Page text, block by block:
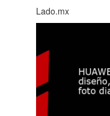
Lado.mx